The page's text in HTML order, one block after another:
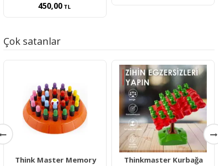
450,00 TL
Çok satanlar
Think Master Memory
Thinkmaster Kurbağa